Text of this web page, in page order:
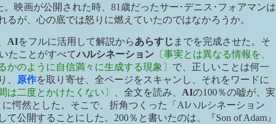
。映画が公開された時、81歳だったサー･デニス･フォアマンは
るが、心の底では怒りに燃えていたのではなかろうか。
AIをフルに活用して解説からあらすじ までを完成させた。そ
たことがすべてハルシネーション 〔事実とは異なる情報を、
かのように自信満々に生成する現象〕 で、正しいことは何一
、
原作を取り寄せ、全ページをスキャンし、それをワードに
は二度とかけたくない〕 、全文を読み、 AIの100％の嘘が、実
に愕然とした。そこで、折角つくった「AIハルシネーション
て公開することにした。200％と書いたのは、『Son of Adam』